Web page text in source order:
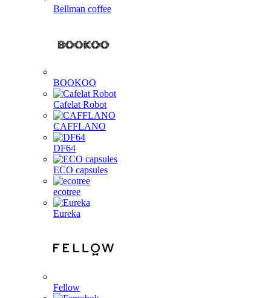
Bellman coffee
BOOKOO
Cafelat Robot
CAFFLANO
DF64
ECO capsules
ecotree
Eureka
Fellow